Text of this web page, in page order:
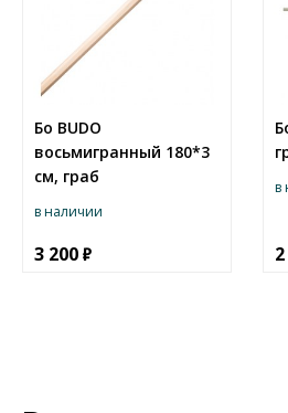
Бо BUDO
восьмигранный 180*3
см, граб
в наличии
3 200
в